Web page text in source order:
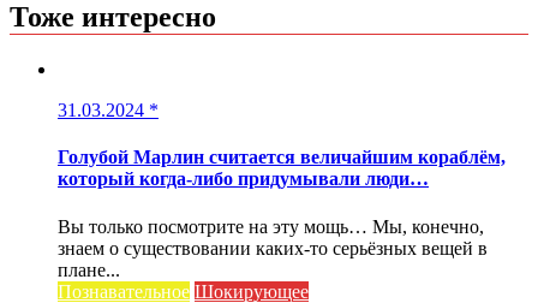
Тоже интересно
31.03.2024 *
Голубой Марлин считается величайшим кораблём,
который когда-либо придумывали люди…
Вы только посмотрите на эту мощь… Мы, конечно,
знаем о существовании каких-то серьёзных вещей в
плане...
Познавательное Шокирующее